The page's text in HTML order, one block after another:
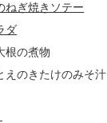
ねぎ焼きソテー
ダ
根の煮物
えのきたけのみそ汁